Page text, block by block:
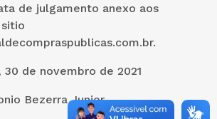
de julgamento anexo aos
30 de novembro de 2021
Bezerra Junior